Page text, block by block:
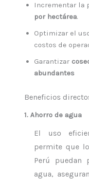
Incrementar la
por hectárea.
Optimizar el
costos de
Garantizar
abundantes
Beneficios
1. Ahorro de agua
El uso
permite que
Perú puedan
agua,